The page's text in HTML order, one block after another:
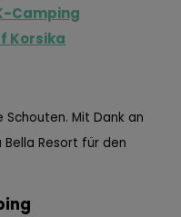
Camping
Korsika
Schouten. Mit Dank an
Resort für den